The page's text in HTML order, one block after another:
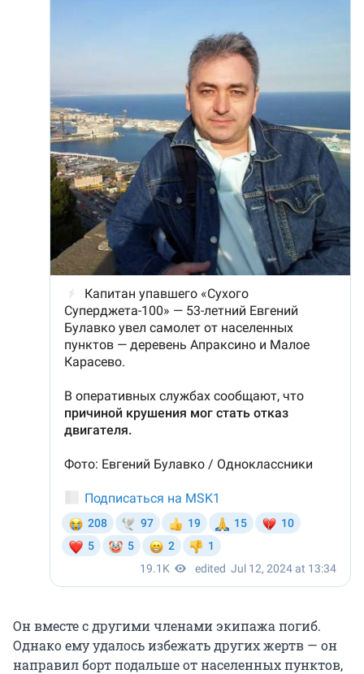
Он вместе с другими членами экипажа погиб.
Однако ему удалось избежать других жертв — он
направил борт подальше от населенных пунктов,